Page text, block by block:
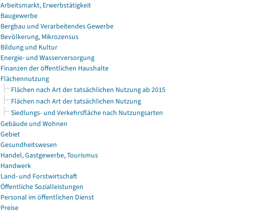
Arbeitsmarkt, Erwerbstätigkeit
Baugewerbe
Bergbau und Verarbeitendes Gewerbe
Bevölkerung, Mikrozensus
Bildung und Kultur
Energie- und Wasserversorgung
Finanzen der öffentlichen Haushalte
Flächennutzung
Flächen nach Art der tatsächlichen Nutzung ab 2015
Flächen nach Art der tatsächlichen Nutzung
Siedlungs- und Verkehrsfläche nach Nutzungsarten
Gebäude und Wohnen
Gebiet
Gesundheitswesen
Handel, Gastgewerbe, Tourismus
Handwerk
Land- und Forstwirtschaft
Öffentliche Sozialleistungen
Personal im öffentlichen Dienst
Preise